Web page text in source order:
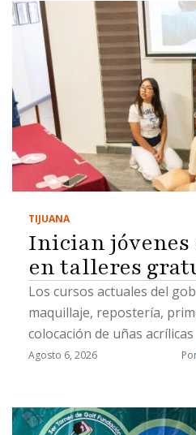
TIJUANA
Inician
en talleres
Los cursos actuales del
maquillaje, repostería,
colocación de uñas acrílicas
Agosto 6, 2026